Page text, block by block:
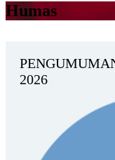
Humas
2026